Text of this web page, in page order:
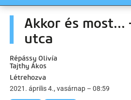
Akkor és most...
utca
Répássy Olivía
Tajthy Ákos
Létrehozva
2021. április 4., vasárnap – 08:59